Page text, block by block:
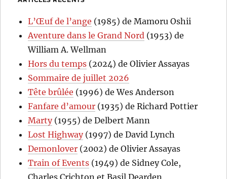
L’Œuf de l’ange (1985) de Mamoru Oshii
Aventure dans le Grand Nord (1953) de
William A. Wellman
Hors du temps (2024) de Olivier Assayas
Sommaire de juillet 2026
Tête brûlée (1996) de Wes Anderson
Fanfare d’amour (1935) de Richard Pottier
Marty(1955) de Delbert Mann
Lost Highway(1997) de David Lynch
Demonlover (2002) de Olivier Assayas
Train of Events (1949) de Sidney Cole,
Charles Crichton et Basil Dearden